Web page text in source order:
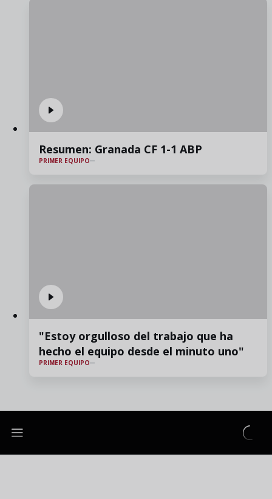
Resumen: Granada CF 1-1 ABP
PRIMER EQUIPO
"Estoy orgulloso del trabajo que ha
hecho el equipo desde el minuto uno"
PRIMER EQUIPO